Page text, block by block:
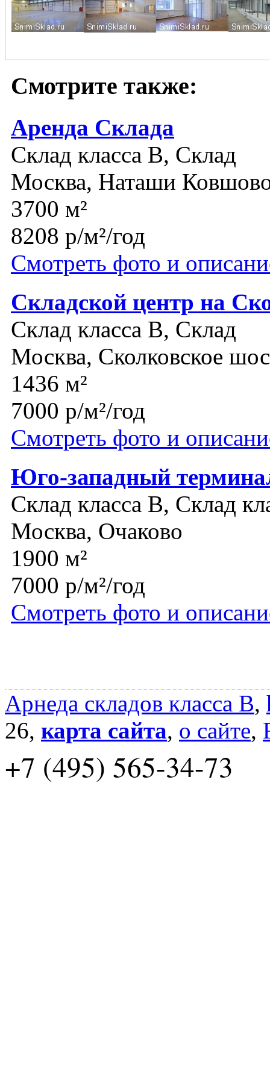
Смотрите также:
Аренда Склада
Склад класса B, Склад
Москва, Наташи
3700 м²
8208 р/м²/год
Смотреть фото и
Складской центр на
Склад класса B, Склад
Москва, Сколковское
1436 м²
7000 р/м²/год
Смотреть фото и
Юго-западный
Склад класса B, Склад
Москва, Очаково
1900 м²
7000 р/м²/год
Смотреть фото и
Арнеда складов класса B,
26, карта сайта, о сайте,
+7 (495) 565-34-73